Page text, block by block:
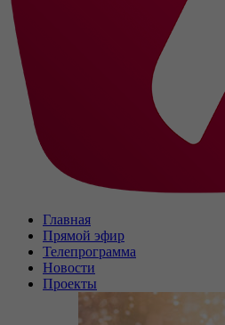
Главная
Прямой эфир
Телепрограмма
Новости
Проекты